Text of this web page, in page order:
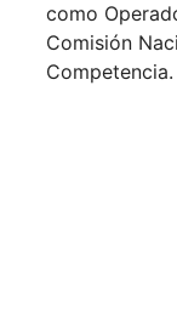
como
Comisión
Competencia.